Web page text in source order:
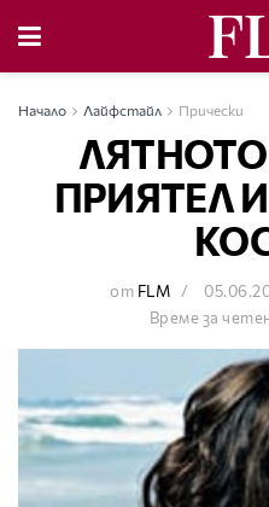
Начало Лайфстайл Прически
ПРИЯТЕЛ
от FLM
Време за